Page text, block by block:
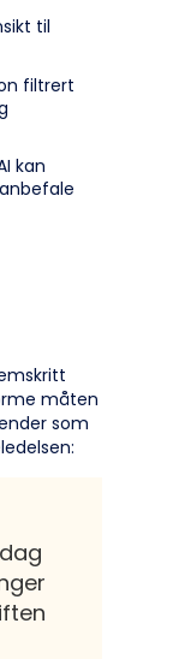
til
filtrert
kan
måten
som